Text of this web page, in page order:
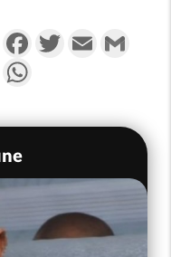
PartagerFacebookTwitterEmail
Messenger